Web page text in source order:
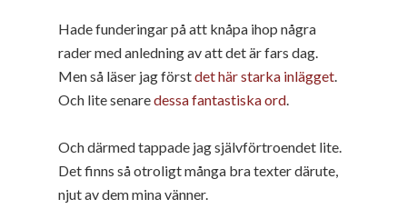
Hade funderingar på att knåpa ihop några
rader med anledning av att det är fars dag.
Men så läser jag förstdet här starka inlägget
Och lite senaredessa fantastiska ord
Och därmed tappade jag självförtroendet lite.
Det finns så otroligt många bra texter därute,
njut av dem mina vänner.